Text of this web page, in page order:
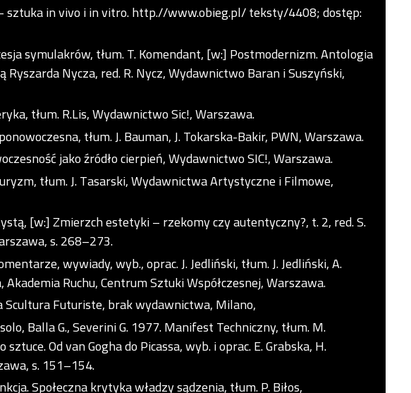
sztuka in vivo i in vitro. http.//www.obieg.pl/ teksty/4408; dostęp:
symulakrów, tłum. T. Komendant, [w:] Postmodernizm. Antologia
Ryszarda Nycza, red. R. Nycz, Wydawnictwo Baran i Suszyński,
tłum. R.Lis, Wydawnictwo Sic!, Warszawa.
tłum. J. Bauman, J. Tokarska-Bakir, PWN, Warszawa.
jako źródło cierpień, Wydawnictwo SIC!, Warszawa.
tłum. J. Tasarski, Wydawnictwa Artystyczne i Filmowe,
[w:] Zmierzch estetyki – rzekomy czy autentyczny?, t. 2, red. S.
s. 268–273.
wywiady, wyb., oprac. J. Jedliński, tłum. J. Jedliński, A.
Ruchu, Centrum Sztuki Współczesnej, Warszawa.
Scultura Futuriste, brak wydawnictwa, Milano,
Balla G., Severini G. 1977. Manifest Techniczny, tłum. M.
Od van Gogha do Picassa, wyb. i oprac. E. Grabska, H.
s. 151–154.
Społeczna krytyka władzy sądzenia, tłum. P. Biłos,